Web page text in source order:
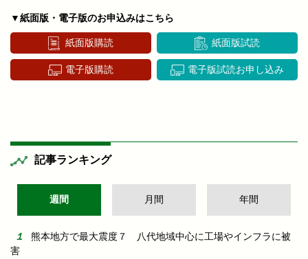
▼紙面版・電子版のお申込みはこちら
紙面版購読 紙面版試読
電子版購読 電子版試読お申し込み
記事ランキング
週間 月間 年間
熊本地方で最大震度７ 八代地域中心に工場やインフラに被
害